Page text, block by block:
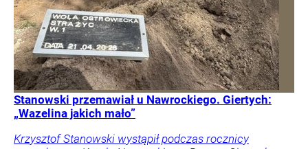
Stanowski przemawiał u Nawrockiego. Giertych:
„Wazelina jakich mało”
Krzysztof Stanowski wystąpił podczas rocznicy